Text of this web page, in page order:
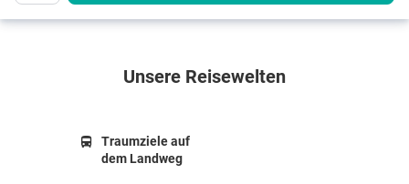
Unsere Reisewelten
Traumziele auf
dem Landweg